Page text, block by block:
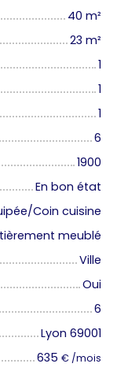
40 m²
23 m²
1
1
1
6
1900
En bon état
Coin cuisine
meublé
Ville
Oui
6
Lyon 69001
635 € /mois